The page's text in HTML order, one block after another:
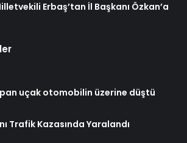
Erbaş’tan İl Başkanı Özkan’a
uçak otomobilin üzerine düştü
Trafik Kazasında Yaralandı